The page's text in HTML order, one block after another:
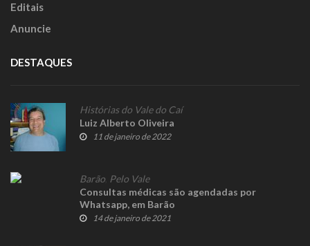
Editais
Anuncie
DESTAQUES
Histórias do Vale do Caí
Luiz Alberto Oliveira
11 de janeiro de 2022
Barão Pelo Vale
Consultas médicas são agendadas por
Whatsapp, em Barão
14 de janeiro de 2021